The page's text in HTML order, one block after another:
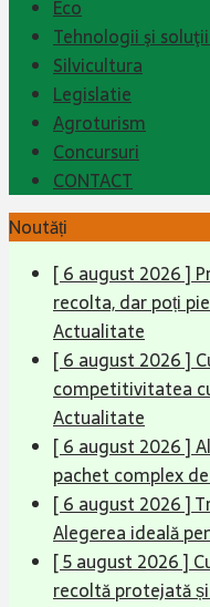
Eco
Tehnologii şi
Silvicultura
Legislatie
Agroturism
Concursuri
CONTACT
Noutăți
[ 6 august 2026 ]
recolta, dar poți
Actualitate
[ 6 august 2026 ]
competitivitatea
Actualitate
[ 6 august 2026 ]
pachet complex
[ 6 august 2026 ]
Alegerea ideală
[ 5 august 2026 ]
recoltă protejată